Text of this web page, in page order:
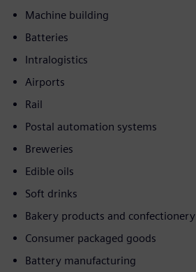
Machine building
Batteries
Intralogistics
Airports
Rail
Postal automation systems
Breweries
Edible oils
Soft drinks
Bakery products and confectionery
Consumer packaged goods
Battery manufacturing